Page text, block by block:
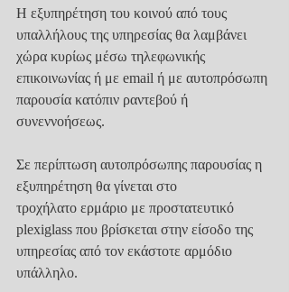
Η εξυπηρέτηση του κοινού από τους
υπαλλήλους της υπηρεσίας θα λαμβάνει
χώρα κυρίως μέσω τηλεφωνικής
επικοινωνίας ή με email ή με αυτοπρόσωπη
παρουσία κατόπιν ραντεβού ή
συνεννοήσεως.
Σε περίπτωση αυτοπρόσωπης παρουσίας η
εξυπηρέτηση θα γίνεται στο
τροχήλατο ερμάριο με προστατευτικό
plexiglass που βρίσκεται στην είσοδο της
υπηρεσίας από τον εκάστοτε αρμόδιο
υπάλληλο.